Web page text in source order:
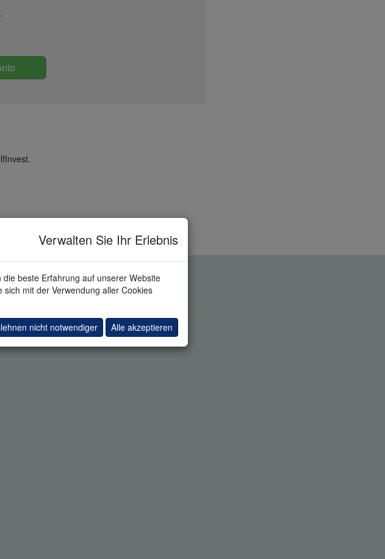
Verwalten Sie Ihr Erlebnis
beste Erfahrung auf unserer Website
mit der Verwendung aller Cookies
nicht notwendiger Alle akzeptieren